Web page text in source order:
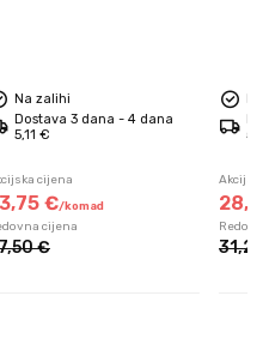
Na zalihi
Dostava 3 dana - 4 dana
5,11 €
cijena
75 €/komad
cijena
50€
28,
31,25